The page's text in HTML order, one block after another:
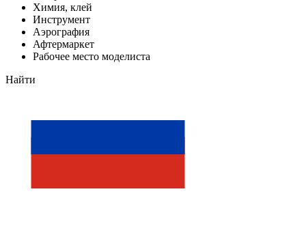
Химия, клей
Инструмент
Аэрография
Афтермаркет
Рабочее место моделиста
Найти